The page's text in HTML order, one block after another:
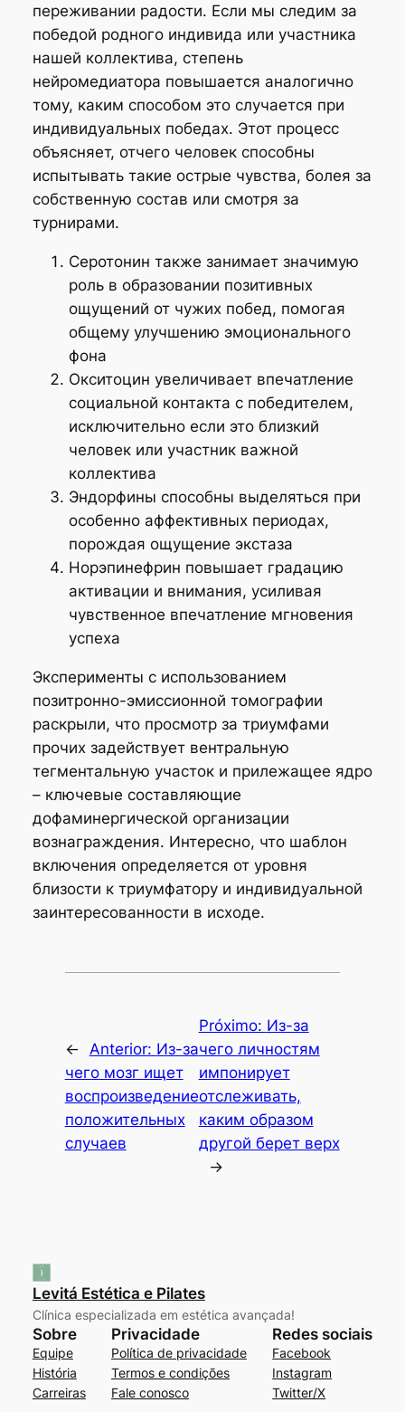
переживании радости. Если мы следим за
победой родного индивида или участника
нашей коллектива, степень
нейромедиатора повышается аналогично
тому, каким способом это случается при
индивидуальных победах. Этот процесс
объясняет, отчего человек способны
испытывать такие острые чувства, болея за
собственную состав или смотря за
турнирами.
Серотонин также занимает значимую
роль в образовании позитивных
ощущений от чужих побед, помогая
общему улучшению эмоционального
фона
Окситоцин увеличивает впечатление
социальной контакта с победителем,
исключительно если это близкий
человек или участник важной
коллектива
Эндорфины способны выделяться при
особенно аффективных периодах,
порождая ощущение экстаза
Норэпинефрин повышает градацию
активации и внимания, усиливая
чувственное впечатление мгновения
успеха
Эксперименты с использованием
позитронно-эмиссионной томографии
раскрыли, что просмотр за триумфами
прочих задействует вентральную
тегментальную участок и прилежащее ядро
– ключевые составляющие
дофаминергической организации
вознаграждения. Интересно, что шаблон
включения определяется от уровня
близости к триумфатору и индивидуальной
заинтересованности в исходе.
← Anterior: Из-за
чего мозг ищет
воспроизведение
положительных
случаев
Próximo: Из-за
чего личностям
импонирует
отслеживать,
каким образом
другой берет верх
→
Levitá Estética e Pilates
Clínica especializada em estética avançada!
Sobre
Equipe
História
Carreiras
Privacidade
Política de privacidade
Termos e condições
Fale conosco
Redes sociais
Facebook
Instagram
Twitter/X